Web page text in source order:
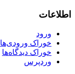
اطلاعات
ورود
خوراک ورودی‌ها
خوراک دیدگاه‌ها
وردپرس